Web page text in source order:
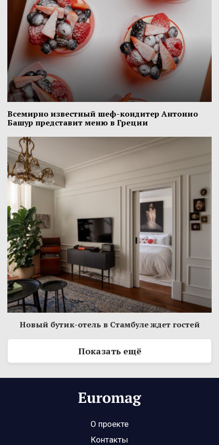
Всемирно известный шеф-кондитер Антонио
Башур представит меню в Греции
Новый бутик-отель в Стамбуле ждет гостей
Показать ещё
О проекте
Контакты